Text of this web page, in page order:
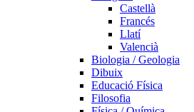
Castellà
Francés
Llatí
Valencià
Biologia / Geologia
Dibuix
Educació Física
Filosofia